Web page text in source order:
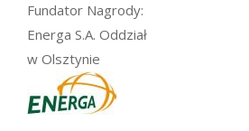
Fundator Nagrody:
Energa S.A. Oddział
w Olsztynie